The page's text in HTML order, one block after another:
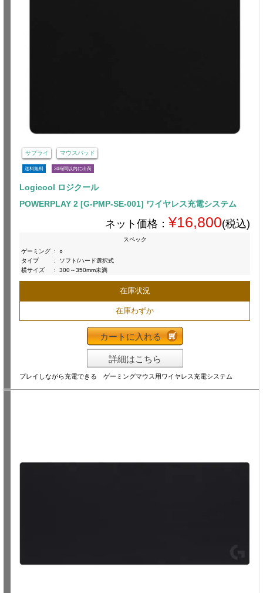
サプライ マウスパッド
送料無料 24時間以内に出荷
Logicool ロジクール
POWERPLAY 2 [G-PMP-SE-001] ワイヤレス充電システム
ネット価格： ¥16,800(税込)
スペック
ゲーミング :
○
タイプ
:
ソフト/ハード選択式
横サイズ
: 300～350mm未満
在庫状況
在庫わずか
カートに入れる
詳細はこちら
プレイしながら充電できる ゲーミングマウス用ワイヤレス充電システム